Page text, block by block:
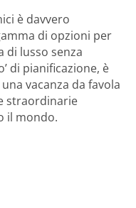
è davvero
di opzioni per
di lusso senza
di pianificazione, è
vacanza da favola
straordinarie
il mondo.